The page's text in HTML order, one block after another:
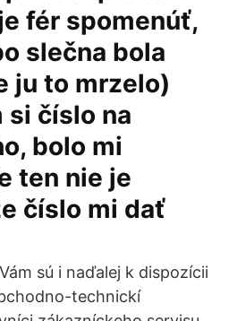
fér spomenúť,
slečna bola
ju to mrzelo)
si číslo na
bolo mi
ten nie je
číslo mi dať
sú i naďalej k dispozícii
technickí